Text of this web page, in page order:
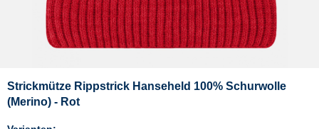
Strickmütze Rippstrick Hanseheld 100% Schurwolle
(Merino) - Rot